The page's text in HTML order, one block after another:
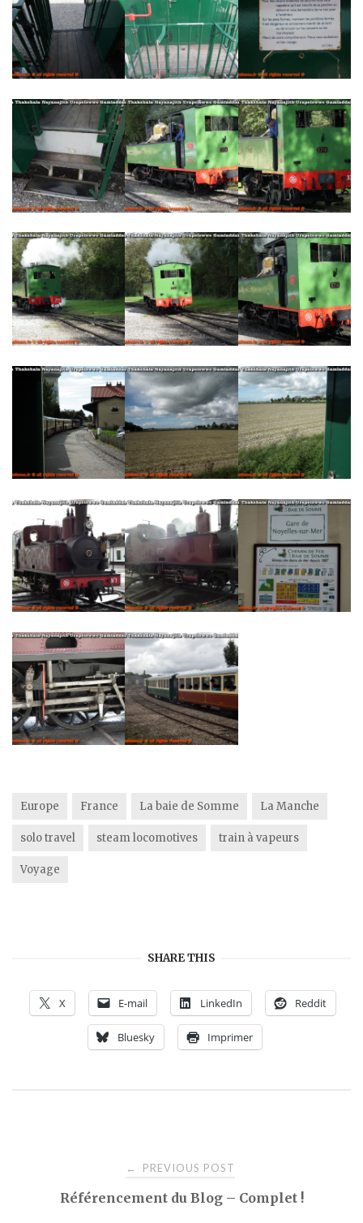
Europe France La baie de Somme La Manche
solo travel steam locomotives train à vapeurs
Voyage
SHARE THIS
X E-mail LinkedIn Reddit
Bluesky Imprimer
navigation
← PREVIOUS POST
Référencement du Blog – Complet !